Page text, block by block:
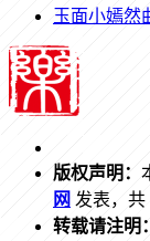
玉面小嫣然
版权声明：
网 发表，共
转载请注明：